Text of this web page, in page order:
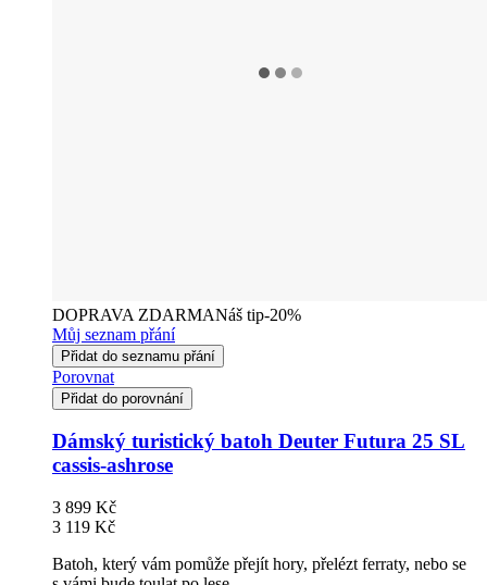
DOPRAVA ZDARMANáš tip-20%
Můj seznam přání
Přidat do seznamu přání
Porovnat
Přidat do porovnání
Dámský turistický batoh Deuter Futura 25 SL
cassis-ashrose
3 899 Kč
3 119 Kč
Batoh, který vám pomůže přejít hory, přelézt ferraty, nebo se